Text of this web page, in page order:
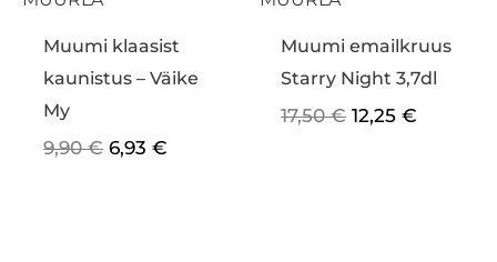
Muumi klaasist
kaunistus – Väike
My
9,90€ 6,93€
Muumi emailkruus
Starry Night 3,7dl
17,50€ 12,25€